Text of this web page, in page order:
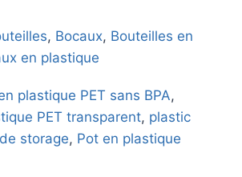
, Bocaux, Bouteilles en
en plastique
plastique PET sans BPA,
PET transparent, plastic
storage, Pot en plastique